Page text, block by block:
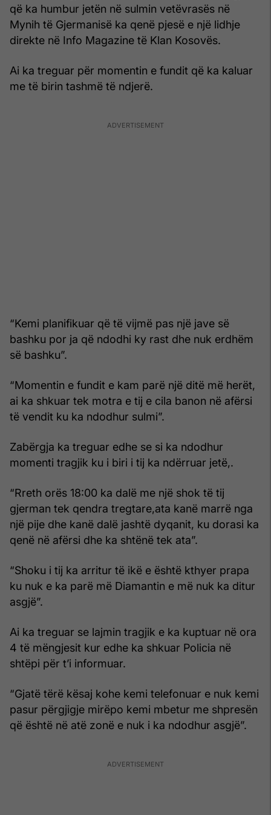
që ka humbur jetën në sulmin vetëvrasës në
Mynih të Gjermanisë ka qenë pjesë e një lidhje
direkte në Info Magazine të Klan Kosovës.
Ai ka treguar për momentin e fundit që ka kaluar
me të birin tashmë të ndjerë.
“Kemi planifikuar që të vijmë pas një jave së
bashku por ja që ndodhi ky rast dhe nuk erdhëm
së bashku”.
“Momentin e fundit e kam parë një ditë më herët,
ai ka shkuar tek motra e tij e cila banon në afërsi
të vendit ku ka ndodhur sulmi”.
Zabërgja ka treguar edhe se si ka ndodhur
momenti tragjik ku i biri i tij ka ndërruar jetë,.
“Rreth orës 18:00 ka dalë me një shok të tij
gjerman tek qendra tregtare,ata kanë marrë nga
një pije dhe kanë dalë jashtë dyqanit, ku dorasi ka
qenë në afërsi dhe ka shtënë tek ata”.
“Shoku i tij ka arritur të ikë e është kthyer prapa
ku nuk e ka parë më Diamantin e më nuk ka ditur
asgjë”.
Ai ka treguar se lajmin tragjik e ka kuptuar në ora
4 të mëngjesit kur edhe ka shkuar Policia në
shtëpi për t’i informuar.
“Gjatë tërë kësaj kohe kemi telefonuar e nuk kemi
pasur përgjigje mirëpo kemi mbetur me shpresën
që është në atë zonë e nuk i ka ndodhur asgjë”.